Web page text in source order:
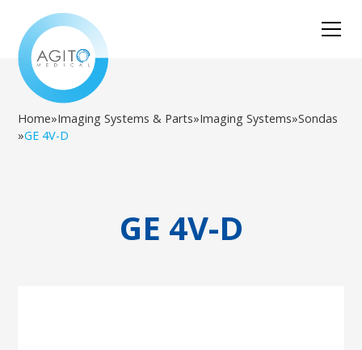
Home»Imaging Systems & Parts»Imaging Systems»Sondas
»GE 4V-D
GE 4V-D